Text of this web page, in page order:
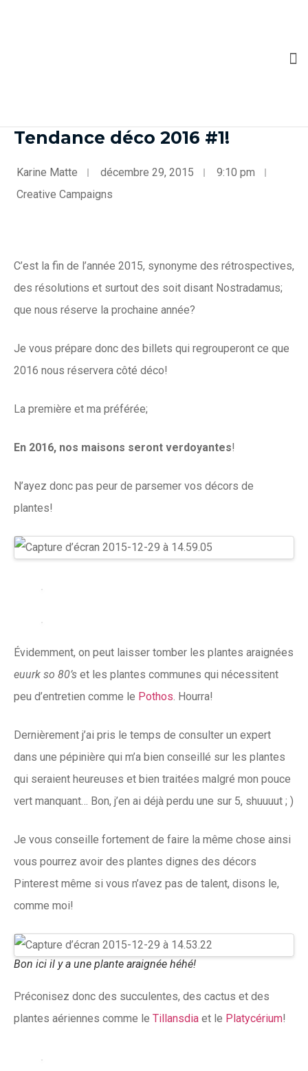
Tendance déco 2016 #1!
Karine Matte décembre 29, 2015
9:10 pm
Creative Campaigns
C’est la fin de l’année 2015, synonyme des rétrospectives,
des résolutions et surtout des soit disant Nostradamus;
que nous réserve la prochaine année?
Je vous prépare donc des billets qui regrouperont ce que
2016 nous réservera côté déco!
La première et ma préférée;
En 2016, nos maisons seront verdoyantes!
N’ayez donc pas peur de parsemer vos décors de
plantes!
Évidemment, on peut laisser tomber les plantes araignées
euurk so 80’s et les plantes communes qui nécessitent
peu d’entretien comme le Pothos. Hourra!
Dernièrement j’ai pris le temps de consulter un expert
dans une pépinière qui m’a bien conseillé sur les plantes
qui seraient heureuses et bien traitées malgré mon pouce
vert manquant… Bon, j’en ai déjà perdu une sur 5, shuuuut ; )
Je vous conseille fortement de faire la même chose ainsi
vous pourrez avoir des plantes dignes des décors
Pinterest même si vous n’avez pas de talent, disons le,
comme moi!
Bon ici il y a une plante araignée héhé!
Préconisez donc des succulentes, des cactus et des
plantes aériennes comme le Tillansdia et le Platycérium!